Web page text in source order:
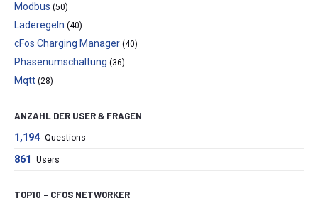
Modbus (50)
Laderegeln (40)
cFos Charging Manager (40)
Phasenumschaltung (36)
Mqtt (28)
ANZAHL DER USER & FRAGEN
1,194 Questions
861 Users
TOP10 – CFOS NETWORKER